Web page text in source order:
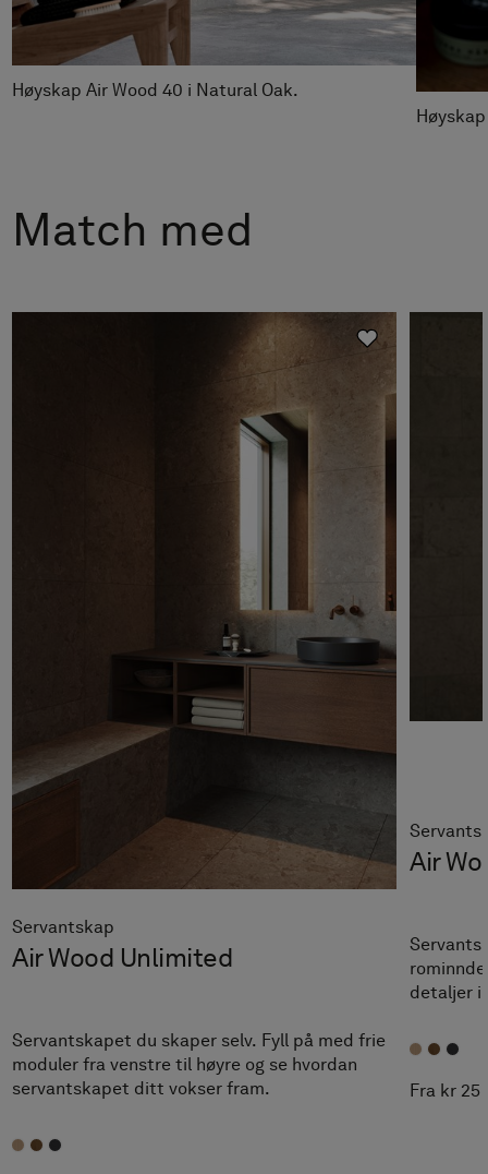
Høyskap Air Wood 40 i Natural Oak.
Match med
Servantskap
Air Wood Unlimited
Servantskapet du skaper selv. Fyll på med frie
moduler fra venstre til høyre og se hvordan
servantskapet ditt vokser fram.
Air
detaljer i
Fra kr 25